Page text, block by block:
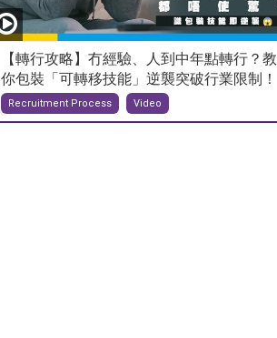
【轉行攻略】冇經驗、人到中年點轉行？教
你包裝「可轉移技能」逆襲突破行業限制！
Recruitment Process Video